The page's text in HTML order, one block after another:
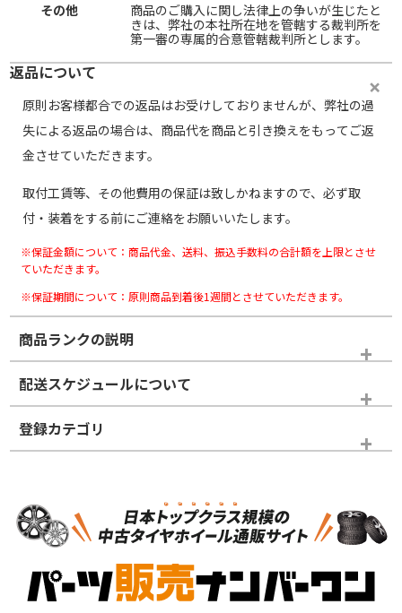
その他
商品のご購入に関し法律上の争いが生じたと
きは、弊社の本社所在地を管轄する裁判所を
第一審の専属的合意管轄裁判所とします。
返品について
原則お客様都合での返品はお受けしておりませんが、弊社の過
失による返品の場合は、商品代を商品と引き換えをもってご返
金させていただきます。
取付工賃等、その他費用の保証は致しかねますので、必ず取
付・装着をする前にご連絡をお願いいたします。
※保証金額について：商品代金、送料、振込手数料の合計額を上限とさせ
ていただきます。
※保証期間について：原則商品到着後1週間とさせていただきます。
商品ランクの説明
※商品ランクは出品者の主観により判断しておりますので、あら
かじめご了承ください。
ホイールランク
S
品）
S
新車外し品（新古
付き
配送スケジュールについて
登録カテゴリ
スタッドレスタイヤホイールセット